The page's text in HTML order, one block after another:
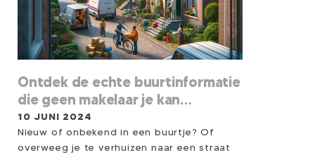
Ontdek de echte buurtinformatie
die geen makelaar je kan
vertellen
10 JUNI 2024
Nieuw of onbekend in een buurtje? Of
overweeg je te verhuizen naar een straat